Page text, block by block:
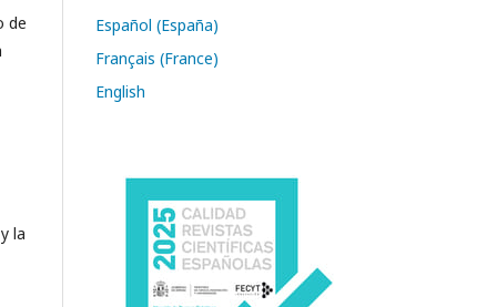
de
la
Español (España)
Français (France)
English